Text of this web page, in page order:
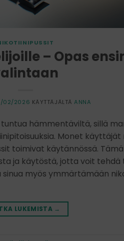
– Opas
02/2026 KÄYTTÄJÄLTÄANNA
hämmentäviltä, sillä
Monet
toimivat käytännössä.
ja käytöstä, jotta voit
myös ymmärtämään
LUKEMISTA →